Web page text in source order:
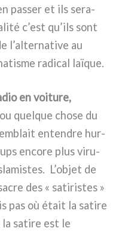
pas­ser et ils sera­
c’est qu’ils sont
l’alternative au
radi­cal laï­que.
en voi­tu­re,
ou quel­que cho­se du
enten­dre hur­
enco­re plus viru­
L’objet de
des « sati­ri­stes »
pas où était la sati­re
sati­re est le